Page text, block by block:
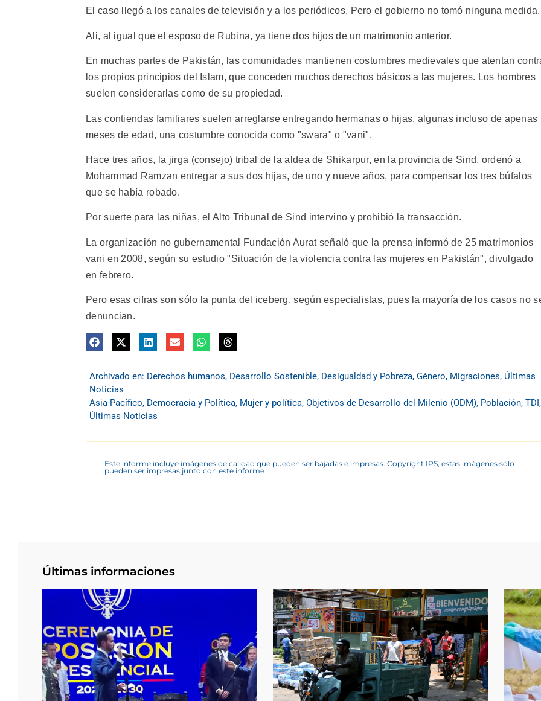
El caso llegó a los canales de televisión y a los periódicos. Pero el gobierno no tomó ninguna medida.
Ali, al igual que el esposo de Rubina, ya tiene dos hijos de un matrimonio anterior.
En muchas partes de Pakistán, las comunidades mantienen costumbres medievales que atentan
los propios principios del Islam, que conceden muchos derechos básicos a las mujeres. Los hombres
suelen considerarlas como de su propiedad.
Las contiendas familiares suelen arreglarse entregando hermanas o hijas, algunas incluso de apenas
meses de edad, una costumbre conocida como "swara" o "vani".
Hace tres años, la jirga (consejo) tribal de la aldea de Shikarpur, en la provincia de Sind, ordenó a
Mohammad Ramzan entregar a sus dos hijas, de uno y nueve años, para compensar los tres búfalos
que se había robado.
Por suerte para las niñas, el Alto Tribunal de Sind intervino y prohibió la transacción.
La organización no gubernamental Fundación Aurat señaló que la prensa informó de 25 matrimonios
vani en 2008, según su estudio "Situación de la violencia contra las mujeres en Pakistán", divulgado
en febrero.
Pero esas cifras son sólo la punta del iceberg, según especialistas, pues la mayoría de los casos no
denuncian.
Archivado en: Derechos humanos, Desarrollo Sostenible, Desigualdad y Pobreza, Género, Migraciones, Últimas
Noticias
Asia-Pacífico, Democracia y Política, Mujer y política, Objetivos de Desarrollo del Milenio (ODM), Población, TDI,
Últimas Noticias
Este informe incluye imágenes de calidad que pueden ser bajadas e impresas. Copyright IPS, estas imágenes sólo
pueden ser impresas junto con este informe
Últimas informaciones